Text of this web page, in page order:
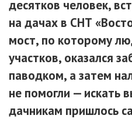
десятков человек,
на дачах в СНТ
мост, по которому
участков, оказался
паводком, а затем
не помогли — искать
дачникам пришлось